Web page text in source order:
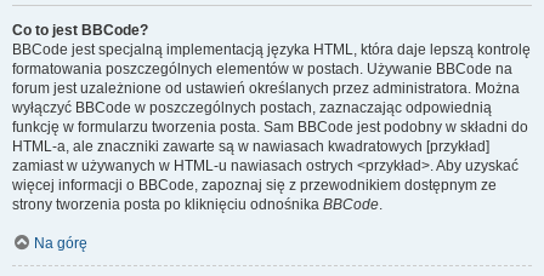
Co to jest BBCode?
BBCode jest specjalną implementacją języka HTML, która daje lepszą kontrolę
formatowania poszczególnych elementów w postach. Używanie BBCode na
forum jest uzależnione od ustawień określanych przez administratora. Można
wyłączyć BBCode w poszczególnych postach, zaznaczając odpowiednią
funkcję w formularzu tworzenia posta. Sam BBCode jest podobny w składni do
HTML-a, ale znaczniki zawarte są w nawiasach kwadratowych [przykład]
zamiast w używanych w HTML-u nawiasach ostrych <przykład>. Aby uzyskać
więcej informacji o BBCode, zapoznaj się z przewodnikiem dostępnym ze
strony tworzenia posta po kliknięciu odnośnika BBCode.
Na górę